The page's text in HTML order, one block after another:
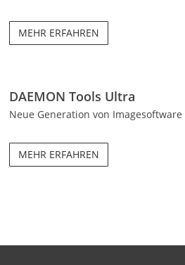
MEHR ERFAHREN
DAEMON Tools Ultra
Neue Generation von Imagesoftware
MEHR ERFAHREN